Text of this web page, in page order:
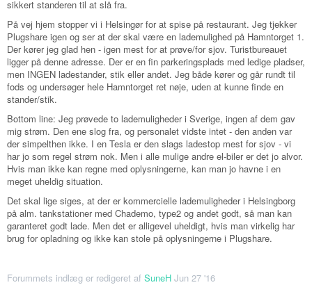
sikkert standeren til at slå fra.
På vej hjem stopper vi i Helsingør for at spise på restaurant. Jeg tjekker
Plugshare igen og ser at der skal være en lademulighed på Hamntorget 1.
Der kører jeg glad hen - igen mest for at prøve/for sjov. Turistbureauet
ligger på denne adresse. Der er en fin parkeringsplads med ledige pladser,
men INGEN ladestander, stik eller andet. Jeg både kører og går rundt til
fods og undersøger hele Hamntorget ret nøje, uden at kunne finde en
stander/stik.
Bottom line: Jeg prøvede to lademuligheder i Sverige, ingen af dem gav
mig strøm. Den ene slog fra, og personalet vidste intet - den anden var
der simpelthen ikke. I en Tesla er den slags ladestop mest for sjov - vi
har jo som regel strøm nok. Men i alle mulige andre el-biler er det jo alvor.
Hvis man ikke kan regne med oplysningerne, kan man jo havne i en
meget uheldig situation.
Det skal lige siges, at der er kommercielle lademuligheder i Helsingborg
på alm. tankstationer med Chademo, type2 og andet godt, så man kan
garanteret godt lade. Men det er alligevel uheldigt, hvis man virkelig har
brug for opladning og ikke kan stole på oplysningerne i Plugshare.
Forummets indlæg er redigeret af SuneH Jun 27 '16